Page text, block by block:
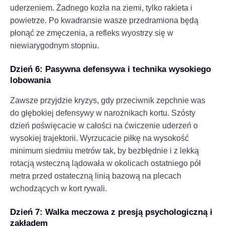
uderzeniem. Żadnego kozła na ziemi, tylko rakieta i
powietrze. Po kwadransie wasze przedramiona będą
płonąć ze zmęczenia, a refleks wyostrzy się w
niewiarygodnym stopniu.
Dzień 6: Pasywna defensywa i technika wysokiego
lobowania
Zawsze przyjdzie kryzys, gdy przeciwnik zepchnie was
do głębokiej defensywy w narożnikach kortu. Szósty
dzień poświęcacie w całości na ćwiczenie uderzeń o
wysokiej trajektorii. Wyrzucacie piłkę na wysokość
minimum siedmiu metrów tak, by bezbłędnie i z lekką
rotacją wsteczną lądowała w okolicach ostatniego pół
metra przed ostateczną linią bazową na plecach
wchodzących w kort rywali.
Dzień 7: Walka meczowa z presją psychologiczną i
zakładem